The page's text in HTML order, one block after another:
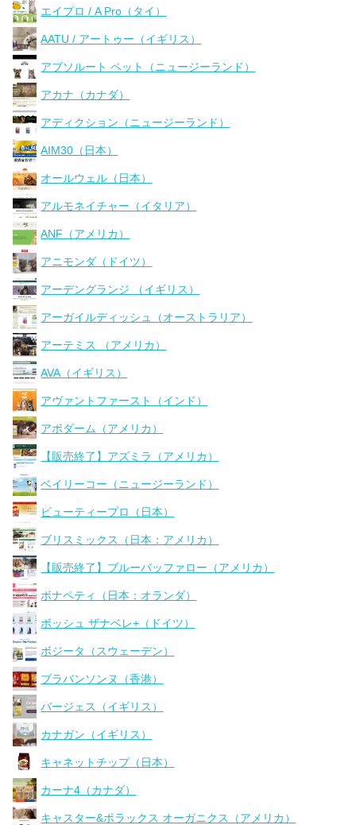
エイプロ / A Pro（タイ）
AATU / アートゥー（イギリス）
アブソルート ペット（ニュージーランド）
アカナ（カナダ）
アディクション（ニュージーランド）
AIM30（日本）
オールウェル（日本）
アルモネイチャー（イタリア）
ANF（アメリカ）
アニモンダ（ドイツ）
アーデングランジ （イギリス）
アーガイルディッシュ（オーストラリア）
アーテミス （アメリカ）
AVA（イギリス）
アヴァントファースト（インド）
アボダーム（アメリカ）
【販売終了】アズミラ（アメリカ）
ベイリーコー（ニュージーランド）
ビューティープロ（日本）
ブリスミックス（日本：アメリカ）
【販売終了】ブルーバッファロー（アメリカ）
ボナペティ（日本：オランダ）
ボッシュ ザナベレ+（ドイツ）
ボジータ（スウェーデン）
ブラバンソンヌ（香港）
バージェス（イギリス）
カナガン（イギリス）
キャネットチップ（日本）
カーナ4（カナダ）
キャスター&ポラックス オーガニクス（アメリカ）